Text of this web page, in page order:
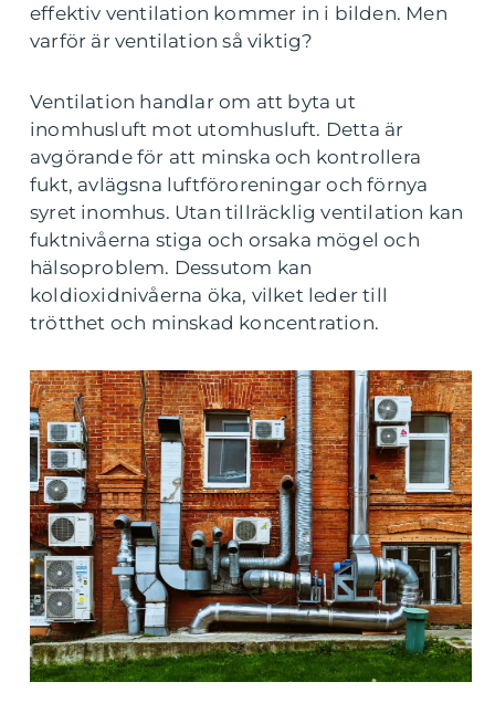
effektiv ventilation kommer in i bilden. Men
varför är ventilation så viktig?
Ventilation handlar om att byta ut
inomhusluft mot utomhusluft. Detta är
avgörande för att minska och kontrollera
fukt, avlägsna luftföroreningar och förnya
syret inomhus. Utan tillräcklig ventilation kan
fuktnivåerna stiga och orsaka mögel och
hälsoproblem. Dessutom kan
koldioxidnivåerna öka, vilket leder till
trötthet och minskad koncentration.